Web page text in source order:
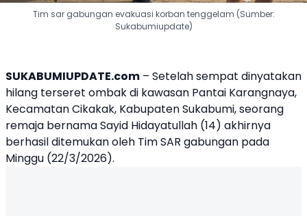
Tim sar gabungan evakuasi korban tenggelam (Sumber:
Sukabumiupdate)
SUKABUMIUPDATE.com – Setelah sempat dinyatakan
hilang terseret ombak di kawasan Pantai Karangnaya,
Kecamatan Cikakak, Kabupaten Sukabumi, seorang
remaja bernama Sayid Hidayatullah (14) akhirnya
berhasil ditemukan oleh Tim SAR gabungan pada
Minggu (22/3/2026).